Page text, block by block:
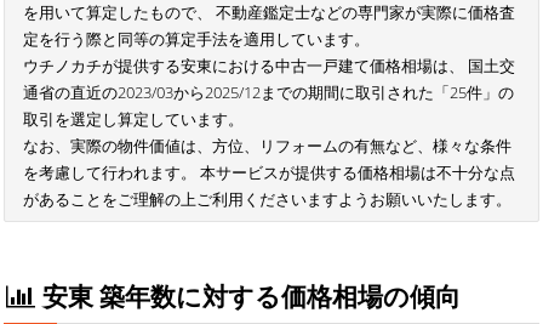
を用いて算定したもので、 不動産鑑定士などの専門家が実際に価格査
定を行う際と同等の算定手法を適用しています。
ウチノカチが提供する安東における中古一戸建て価格相場は、 国土交
通省の直近の2023/03から2025/12までの期間に取引された「25件」の
取引を選定し算定しています。
なお、実際の物件価値は、方位、リフォームの有無など、様々な条件
を考慮して行われます。 本サービスが提供する価格相場は不十分な点
があることをご理解の上ご利用くださいますようお願いいたします。
安東 築年数に対する価格相場の傾向